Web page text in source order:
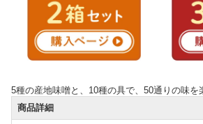
5種の産地味噌と、10種の具で、50通りの味を
商品詳細